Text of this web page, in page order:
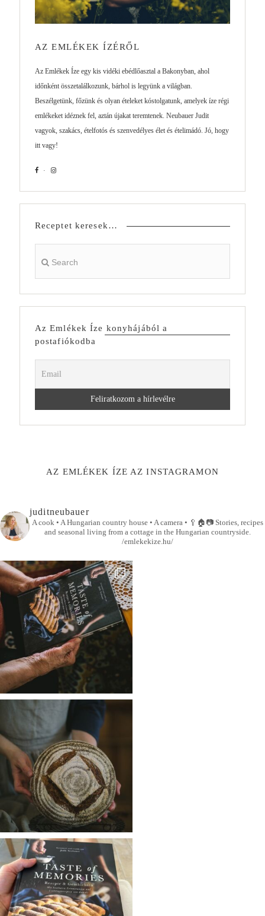
AZ EMLÉKEK ÍZÉRŐL
Az Emlékek Íze egy kis vidéki ebédlőasztal a Bakonyban, ahol
időnként összetalálkozunk, bárhol is legyünk a világban.
Beszélgetünk, főzünk és olyan ételeket kóstolgatunk, amelyek íze régi
emlékeket idéznek fel, aztán újakat teremtenek. Neubauer Judit
vagyok, szakács, ételfotós és szenvedélyes élet és ételimádó. Jó, hogy
itt vagy!
Receptet keresek…
Az Emlékek Íze konyhájából a
postafiókodba
AZ EMLÉKEK ÍZE AZ INSTAGRAMON
juditneubauer
A cook • A Hungarian country house • A camera • 🥄🏠📷Stories, recipes
and seasonal living from a cottage in the Hungarian countryside.
/emlekekize.hu/